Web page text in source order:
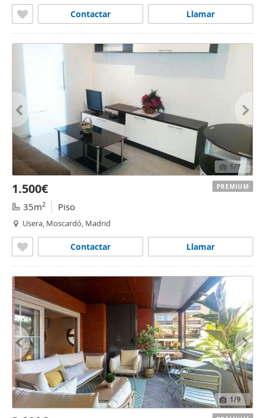
Llamar
Contactar
1/7
1.500€
35m2 Piso
Usera, Moscardó, Madrid
Llamar
Contactar
PREMIUM
1/9